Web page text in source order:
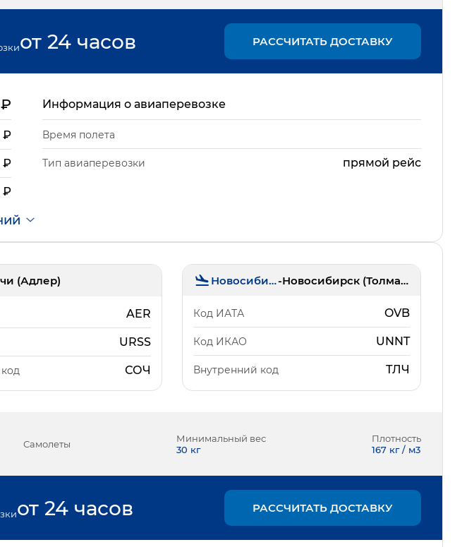
от 24 часов РАССЧИТАТЬ ДОСТАВКУ
₽
₽
₽
Информация о авиаперевозке
Время полета
Тип авиаперевозки прямой рейс
(Адлер)
AER
URSS
СОЧ
Новосибирск- Новосибирск (Толмачёво)
Код ИАТА OVB
Код ИКАО UNNT
Внутренний код ТЛЧ
Самолеты
Минимальный вес
30 кг
Плотность
167 кг / м3
от 24 часов РАССЧИТАТЬ ДОСТАВКУ